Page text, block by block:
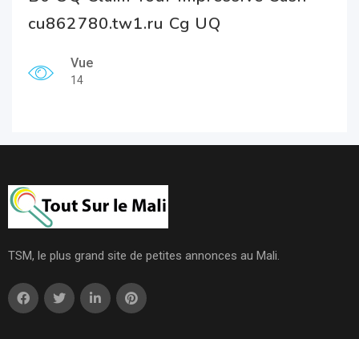
cu862780.tw1.ru Cg UQ
Vue
14
TSM, le plus grand site de petites annonces au Mali.